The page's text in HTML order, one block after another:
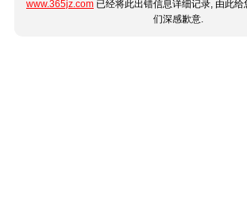
www.365jz.com 已经将此出错信息详细记录, 由此
们深感歉意.